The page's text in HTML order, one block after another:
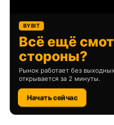
BYBIT
Всё ещё
стороны?
Рынок работает без
открывается за 2 минуты.
Начать сейчас